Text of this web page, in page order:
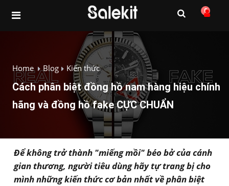
0
Home Blog Kiến thức
Cách phân biệt đồng hồ nam hàng hiệu chính
hãng và đồng hồ fake CỰC CHUẨN
Để không trở thành "miếng mồi" béo bở của cánh
gian thương, người tiêu dùng hãy tự trang bị cho
mình những kiến thức cơ bản nhất về phân biệt